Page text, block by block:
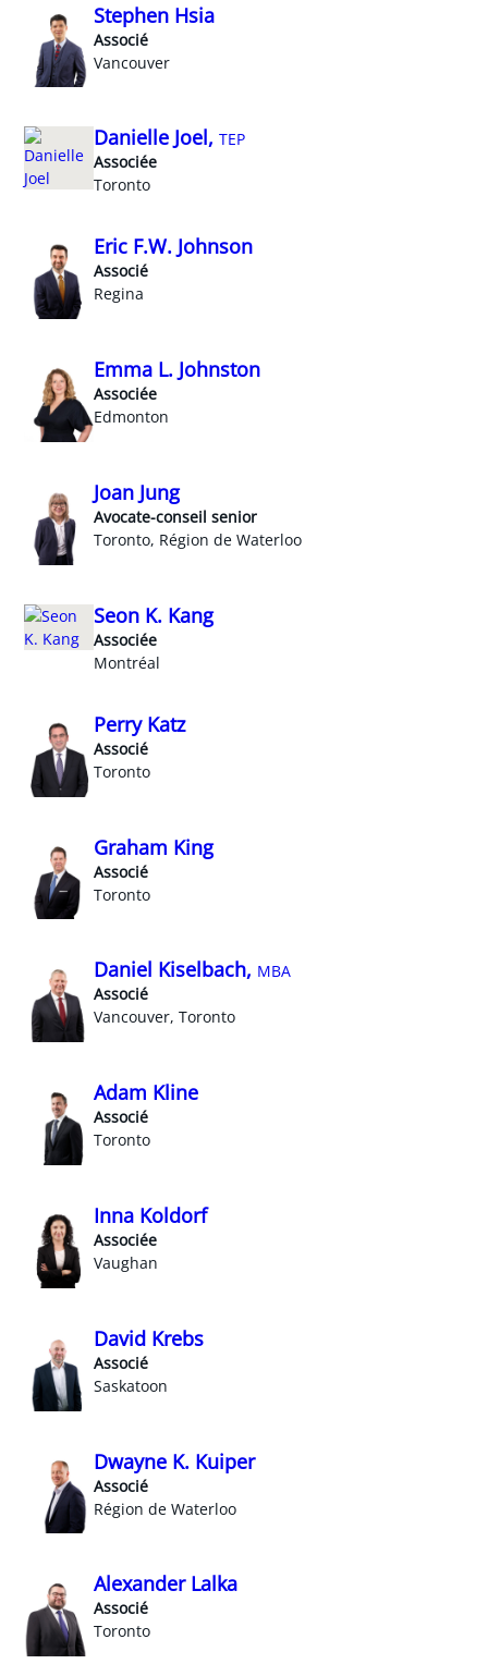
Stephen Hsia
Associé
Vancouver
Danielle Joel,TEP
Associée
Toronto
Eric F.W. Johnson
Associé
Regina
Emma L. Johnston
Associée
Edmonton
Joan Jung
Avocate-conseil senior
Toronto, Région de Waterloo
Seon K. Kang
Associée
Montréal
Perry Katz
Associé
Toronto
Graham King
Associé
Toronto
Daniel Kiselbach, MBA
Associé
Vancouver, Toronto
Adam Kline
Associé
Toronto
Inna Koldorf
Associée
Vaughan
David Krebs
Associé
Saskatoon
Dwayne K. Kuiper
Associé
Région de Waterloo
Alexander Lalka
Associé
Toronto